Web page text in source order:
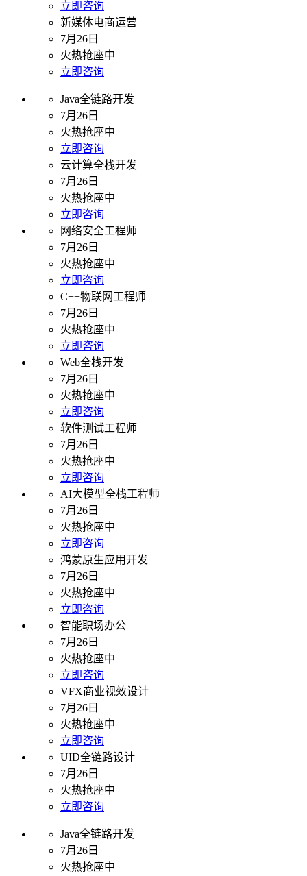
立即咨询
新媒体电商运营
7月26日
火热抢座中
立即咨询
Java全链路开发
7月26日
火热抢座中
立即咨询
云计算全栈开发
7月26日
火热抢座中
立即咨询
网络安全工程师
7月26日
火热抢座中
立即咨询
C++物联网工程师
7月26日
火热抢座中
立即咨询
Web全栈开发
7月26日
火热抢座中
立即咨询
软件测试工程师
7月26日
火热抢座中
立即咨询
AI大模型全栈工程师
7月26日
火热抢座中
立即咨询
鸿蒙原生应用开发
7月26日
火热抢座中
立即咨询
智能职场办公
7月26日
火热抢座中
立即咨询
VFX商业视效设计
7月26日
火热抢座中
立即咨询
UID全链路设计
7月26日
火热抢座中
立即咨询
Java全链路开发
7月26日
火热抢座中